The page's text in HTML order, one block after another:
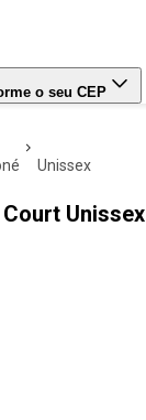
o seu CEP
unissex
Unissex